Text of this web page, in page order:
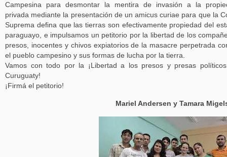
Campesina para desmontar la mentira de invasión a la
privada mediante la presentación de un amicus curiae para que la
Suprema defina que las tierras son efectivamente propiedad del
paraguayo, e impulsamos un petitorio por la libertad de los
presos, inocentes y chivos expiatorios de la masacre perpetrada
el pueblo campesino y sus formas de lucha por la tierra.
Vamos con todo por la ¡Libertad a los presos y presas
Curuguaty!
¡Firmá el petitorio!
Mariel Andersen y Tamara